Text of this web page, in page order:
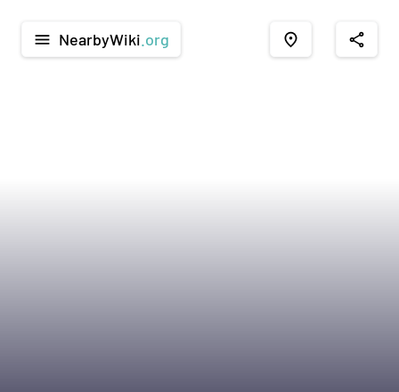
menu NearbyWiki .org place share